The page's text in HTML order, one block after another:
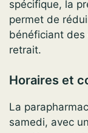
spécifique, la
permet de
bénéficiant des
retrait.
Horaires et
La
samedi, avec